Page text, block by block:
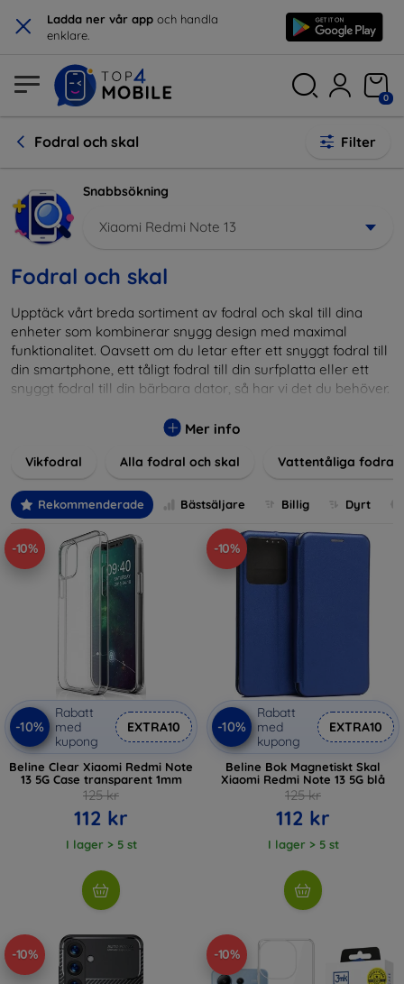
× Ladda ner vår app och handla
enklare.
0
Fodral och skal Filter
Snabbsökning
Xiaomi Redmi Note 13
Fodral och skal
Upptäck vårt breda sortiment av fodral och skal till dina
enheter som kombinerar snygg design med maximal
funktionalitet. Oavsett om du letar efter ett snyggt fodral till
din smartphone, ett tåligt fodral till din surfplatta eller ett
snyggt fodral till din bärbara dator, så har vi det du behöver.
stötar, samtidigt som de tar hänsyn till användarnas
att hitta rätt tillbehör till din enhet. Våra fodral och skal är
inte bara praktiska utan också moderiktiga, vilket gör dem
till en integrerad del av din vardagsoutfit. För teknikälskare
eller de som bara vill skydda sin investering, vi finns här för
dig.
Mer info
Vikfodral Alla fodral och skal Vattentåliga fodral
Rekommenderade Bästsäljare Billig Dyrt
-10%
-10%
Rabatt
med
kupong
EXTRA10
Beline Clear Xiaomi Redmi Note
13 5G Case transparent 1mm
125 kr
112 kr
I lager > 5 st
-10%
-10%
Rabatt
med
kupong
EXTRA10
Beline Bok Magnetiskt Skal
Xiaomi Redmi Note 13 5G blå
125 kr
112 kr
I lager > 5 st
-10% -10%